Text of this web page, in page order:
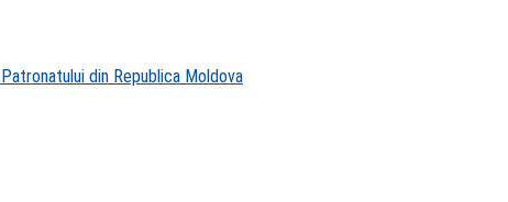
din Republica Moldova